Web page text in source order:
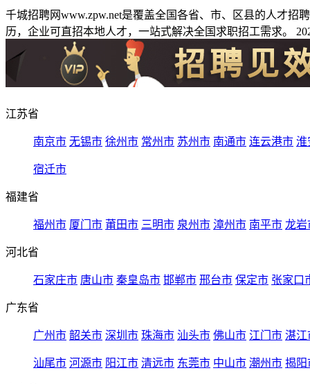
千城招聘网www.zpw.net是覆盖全国各省、市、区县的人才
历，企业可直招本地人才，一站式解决全国求职招工需求。
江苏省
南京市 无锡市 徐州市 常州市 苏州市 南通市 连云港市 淮
宿迁市
福建省
福州市 厦门市 莆田市 三明市 泉州市 漳州市 南平市 龙岩
河北省
石家庄市 唐山市 秦皇岛市 邯郸市 邢台市 保定市 张家口
广东省
广州市 韶关市 深圳市 珠海市 汕头市 佛山市 江门市 湛江
汕尾市 河源市 阳江市 清远市 东莞市 中山市 潮州市 揭阳